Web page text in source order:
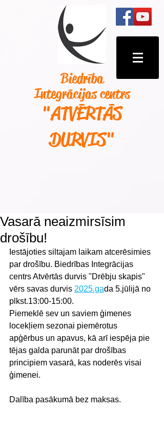
Biedrība
Integrācijas centrs
"ATVĒRTĀS
DURVIS"
Vasarā neaizmirsīsim
drošību!
Iestājoties siltajam laikam atcerēsimies
par drošību. Biedrības Integrācijas
centrs Atvērtās durvis "Drēbju skapis"
vērs savas durvis 2025.gada 5.jūlijā no
plkst.13:00-15:00.
Piemeklē sev un saviem ģimenes
locekļiem sezonai piemērotus
apģērbus un apavus, kā arī iespēja pie
tējas galda parunāt par drošības
principiem vasarā, kas noderēs visai
ģimenei.
Dalība pasākumā bez maksas.